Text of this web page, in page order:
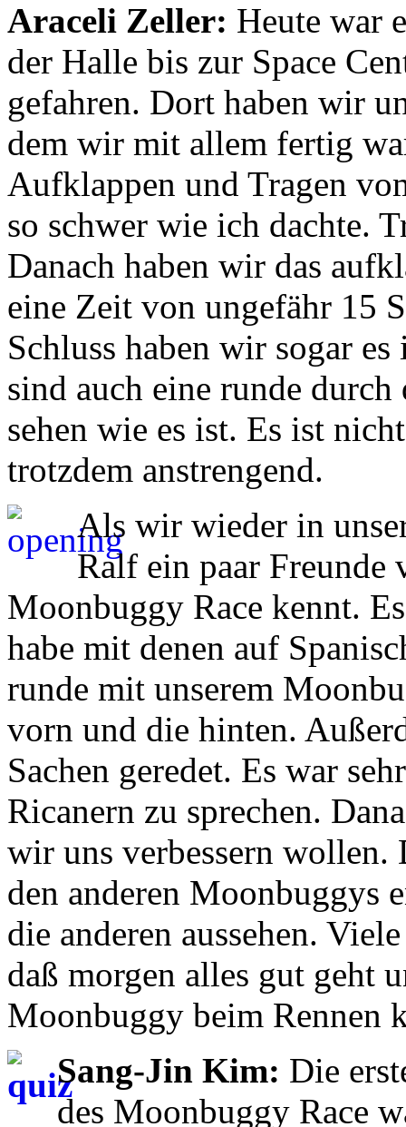
Araceli Zeller: Heute war
der Halle bis zur Space
gefahren. Dort haben wir
dem wir mit allem fertig
Aufklappen und Tragen
so schwer wie ich dachte.
Danach haben wir das
eine Zeit von ungefähr 15
Schluss haben wir sogar
sind auch eine runde
sehen wie es ist. Es ist
trotzdem anstrengend.
Als wir wieder in
Ralf ein paar Freunde
Moonbuggy Race kennt.
habe mit denen auf
runde mit unserem
vorn und die hinten.
Sachen geredet. Es war
Ricanern zu sprechen.
wir uns verbessern wollen.
den anderen Moonbuggys
die anderen aussehen.
daß morgen alles gut geht
Moonbuggy beim Rennen
Sang-Jin Kim: Die
des Moonbuggy Race